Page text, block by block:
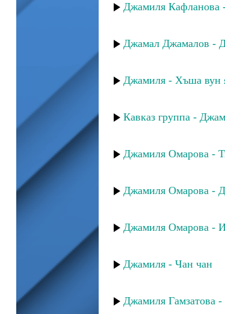
Джамиля Кафланова
Джамал Джамалов -
Джамиля - Хъша вун
Кавказ группа -
Джамиля Омарова -
Джамиля Омарова -
Джамиля Омарова -
Джамиля - Чан чан
Джамиля Гамзатова